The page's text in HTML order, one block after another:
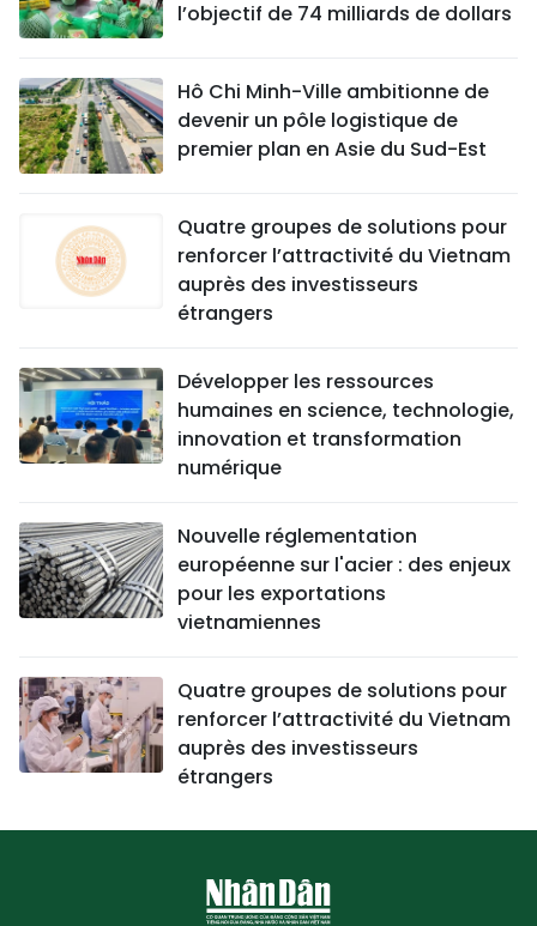
l’objectif de 74 milliards de dollars
Hô Chi Minh-Ville ambitionne de
devenir un pôle logistique de
premier plan en Asie du Sud-Est
Quatre groupes de solutions pour
renforcer l’attractivité du Vietnam
auprès des investisseurs
étrangers
Développer les ressources
humaines en science, technologie,
innovation et transformation
numérique
Nouvelle réglementation
européenne sur l'acier : des enjeux
pour les exportations
vietnamiennes
Quatre groupes de solutions pour
renforcer l’attractivité du Vietnam
auprès des investisseurs
étrangers